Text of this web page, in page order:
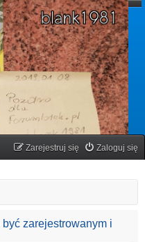
Zaloguj się
Zarejestruj się
zarejestrowanym i